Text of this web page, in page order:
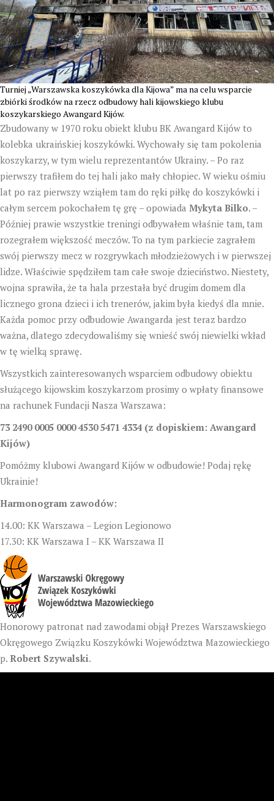
Turniej „Warszawska koszykówka dla Kijowa” ma na celu wsparcie
zbiórki środków na rzecz odbudowy hali kijowskiego klubu
koszykarskiego Awangard Kijów.
Zbudowany w 1970 roku obiekt klubu BK Awangard Kijów to
kolebka ukraińskiej koszykówki. Wychowały się tam pokolenia
koszykarzy, w tym wielu reprezentantów Ukrainy. – Po raz
pierwszy trafiłem do tej hali jako mały chłopiec. W wieku ośmiu
lat po raz pierwszy wziąłem tam do ręki piłkę do koszykówki i
całym sercem pokochałem tę grę – opowiada Mykyta Bilko. –
Później prawie wszystkie treningi odbywałem właśnie tam, tam
rozegrałem większość meczów. To na tym parkiecie zagrałem
swój pierwszy mecz w rozgrywkach młodzieżowych i w pierwszej
lidze. Właściwie spędziłem tam całe swoje dzieciństwo. Niestety,
wojna sprawiła, że ta hala przestała być drugim domem dla
licznego grona dzieci i ich trenerów, jakim była kiedyś dla mnie.
Każda pomoc przy odbudowie Awangarda jest teraz bardzo
ważna, dlatego zdecydowaliśmy się wnieść swój niewielki wkład
w tę wielką sprawę.
Wszystkich zainteresowanych wsparciem odbudowy obiektu
służącego kijowskim koszykarzom prosimy o wpłaty finansowe
na rachunek Fundacji Nasza Warszawa:
73 2490 0005 0000 4530 5471 4334 (z dopiskiem: Awangard
Kijów)
Pomóżmy klubowi Awangard Kijów w odbudowie! Podaj rękę
Ukrainie!
Harmonogram zawodów:
14.00: KK Warszawa – Legion Legionowo
17.30: KK Warszawa I – KK Warszawa II
Honorowy patronat nad zawodami objął Prezes Warszawskiego
Okręgowego Związku Koszykówki Województwa Mazowieckiego
p. Robert Szywalski.